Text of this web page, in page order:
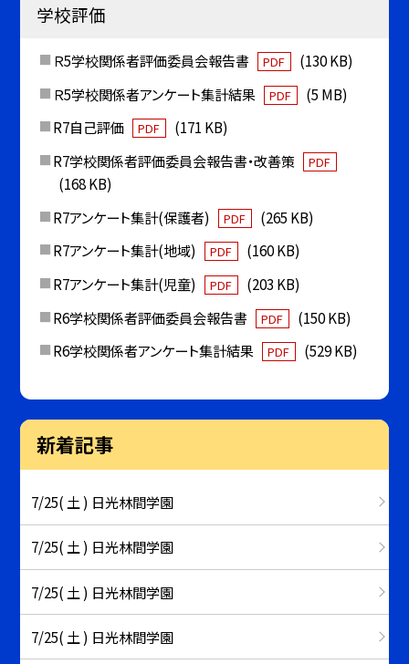
学校評価
Ｒ5学校関係者評価委員会報告書 PDF
(130 KB)
Ｒ5学校関係者アンケート集計結果
PDF
(5 MB)
R7自己評価
PDF
(171 KB)
R7学校関係者評価委員会報告書・改善策
PDF
(168 KB)
R7アンケート集計(保護者)
PDF
(265 KB)
R7アンケート集計(地域)
PDF
(160 KB)
R7アンケート集計(児童)
PDF
(203 KB)
R6学校関係者評価委員会報告書
PDF
(150 KB)
R6学校関係者アンケート集計結果
PDF (529 KB)
新着記事
7/25( 土 ) 日光林間学園
7/25( 土 ) 日光林間学園
7/25( 土 ) 日光林間学園
7/25( 土 ) 日光林間学園